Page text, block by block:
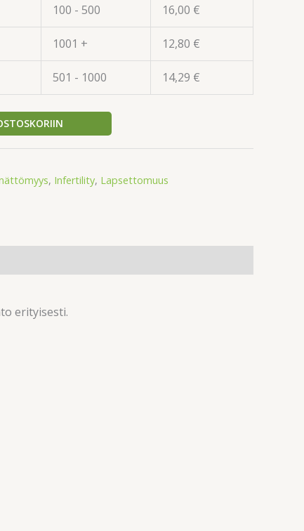
100 - 500 16,00 €
1001 + 12,80 €
501 - 1000 14,29 €
, Infertility, Lapsettomuus
erityisesti.